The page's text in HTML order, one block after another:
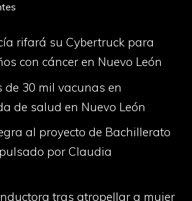
rifará su Cybertruck para
con cáncer en Nuevo León
de 30 mil vacunas en
de salud en Nuevo León
al proyecto de Bachillerato
por Claudia
tras atropellar a mujer